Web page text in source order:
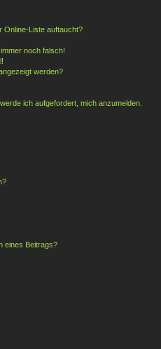
Online-Liste auftaucht?
noch falsch!
werden?
ich aufgefordert, mich anzumelden.
eines Beitrags?